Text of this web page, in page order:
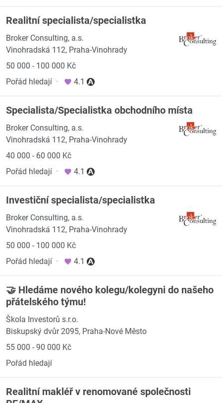
Realitní specialista/specialistka
Broker Consulting, a.s.
Vinohradská 112, Praha-Vinohrady
50 000 - 100 000 Kč
Pořád hledají · 4.1
Specialista/Specialistka obchodního místa
Broker Consulting, a.s.
Vinohradská 112, Praha-Vinohrady
40 000 - 60 000 Kč
Pořád hledají · 4.1
Investiční specialista/specialistka
Broker Consulting, a.s.
Vinohradská 112, Praha-Vinohrady
50 000 - 100 000 Kč
Pořád hledají · 4.1
🤝 Hledáme nového kolegu/kolegyni do našeho
přátelského týmu!
Škola Investorů s.r.o.
Biskupský dvůr 2095, Praha-Nové Město
55 000 - 90 000 Kč
Pořád hledají
Realitní makléř v renomované společnosti